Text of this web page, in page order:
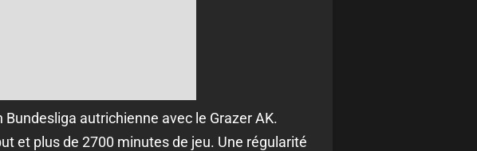
autrichienne avec le Grazer AK.
et plus de 2700 minutes de jeu. Une régularité